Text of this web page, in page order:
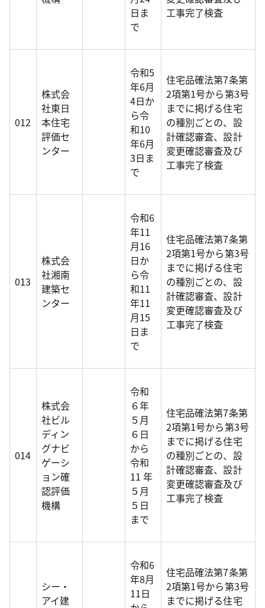
日ま
で
工事完了検査
012
株式会
社東日
本住宅
評価セ
ンター
令和5
年6月
4日か
ら令
和10
年6月
3日ま
で
住宅品確法第7条第
2項第1号から第3号
までに掲げる住宅
の種別ごとの、設
計確認審査、設計
変更確認審査及び
工事完了検査
013
株式会
社湘南
建築セ
ンター
令和6
年11
月16
日か
ら令
和11
年11
月15
日ま
で
住宅品確法第7条第
2項第1号から第3号
までに掲げる住宅
の種別ごとの、設
計確認審査、設計
変更確認審査及び
工事完了検査
014
株式会
社ビル
ディン
グナビ
ゲーシ
ョン確
認評価
機構
令和
６年
５月
６日
から
令和
11 年
５月
５日
まで
住宅品確法第7条第
2項第1号から第3号
までに掲げる住宅
の種別ごとの、設
計確認審査、設計
変更確認審査及び
工事完了検査
シー・
アイ建
令和6
年8月
11日
住宅品確法第7条第
2項第1号から第3号
までに掲げる住宅